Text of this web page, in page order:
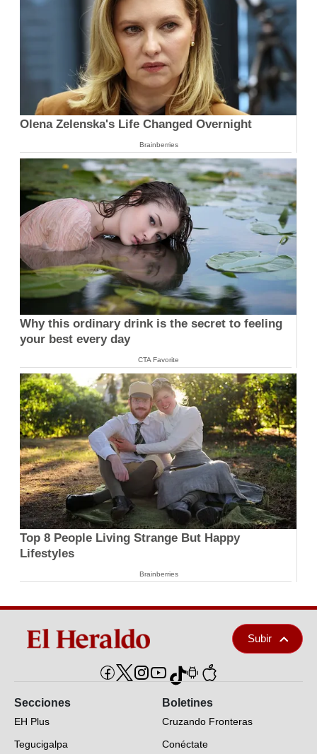
Olena Zelenska's Life Changed Overnight
Brainberries
Why this ordinary drink is the secret to feeling
your best every day
CTA Favorite
Top 8 People Living Strange But Happy
Lifestyles
Brainberries
Subir
Secciones
EH Plus
Tegucigalpa
Boletines
Cruzando Fronteras
Conéctate